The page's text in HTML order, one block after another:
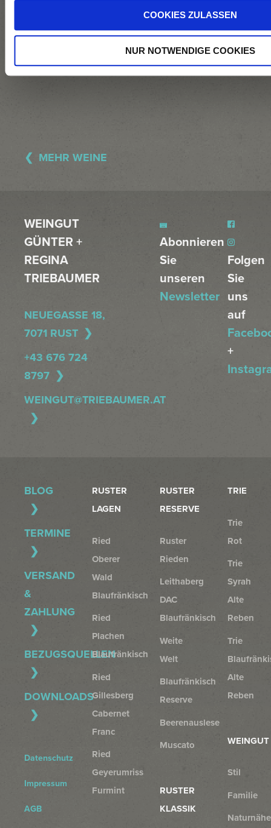
COOKIES ZULASSEN
NUR NOTWENDIGE COOKIES
ca. 18 °C über 3
MEHR WEINE
WEINGUT
GÜNTER +
REGINA
TRIEBAUMER
NEUEGASSE 18,
7071 RUST
+43 676 724
8797
WEINGUT@TRIEBAUMER.AT
Abonnieren
Sie
unseren
Newsletter
Folgen
Sie
uns
auf
+
BLOG
TERMINE
VERSAND
&
ZAHLUNG
BEZUGSQUELLEN
DOWNLOADS
Datenschutz
Impressum
AGB
RUSTER
LAGEN
Ried
Oberer
Wald
Blaufränkisch
Ried
Plachen
Blaufränkisch
Ried
Gillesberg
Cabernet
Franc
Ried
Geyerumriss
Furmint
RUSTER
RESERVE
Ruster
Rieden
Leithaberg
DAC
Blaufränkisch
Weite
Welt
Blaufränkisch
Reserve
Beerenauslese
Muscato
RUSTER
KLASSIK
TRIE
Trie
Rot
Trie
Syrah
Alte
Reben
Trie
Alte
Reben
WEINGUT
Stil
Familie
Naturnähe